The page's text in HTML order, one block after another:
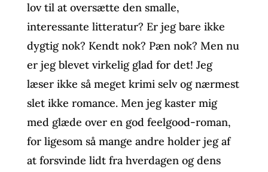
lov til at oversætte den smalle,
interessante litteratur? Er jeg bare ikke
dygtig nok? Kendt nok? Pæn nok? Men nu
er jeg blevet virkelig glad for det! Jeg
læser ikke så meget krimi selv og nærmest
slet ikke romance. Men jeg kaster mig
med glæde over en god feelgood-roman,
for ligesom så mange andre holder jeg af
at forsvinde lidt fra hverdagen og dens